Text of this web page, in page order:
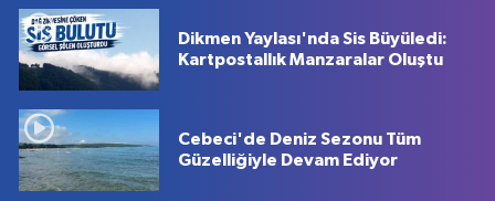
Dikmen Yaylası'nda Sis Büyüledi:
Kartpostallık Manzaralar Oluştu
Cebeci'de Deniz Sezonu Tüm
Güzelliğiyle Devam Ediyor